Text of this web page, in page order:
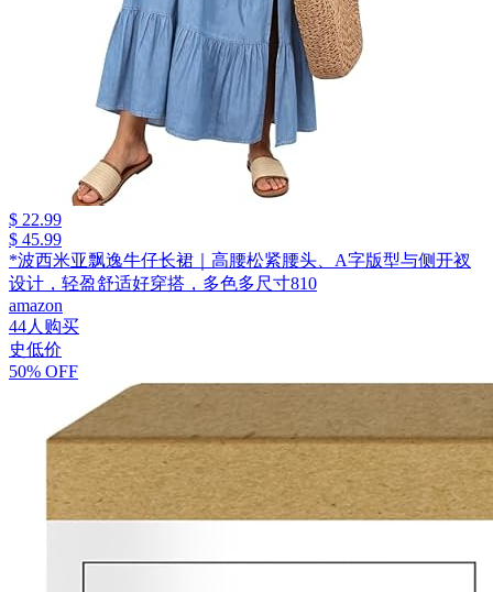
$ 22.99
$ 45.99
*波西米亚飘逸牛仔长裙｜高腰松紧腰头、A字版型与侧开衩
设计，轻盈舒适好穿搭，多色多尺寸810
amazon
44人购买
史低价
50% OFF